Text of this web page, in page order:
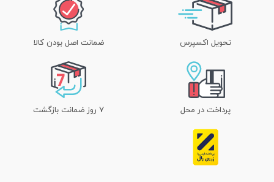
تحویل اکسپرس ضمانت اصل بودن کالا
پرداخت در محل ۷ روز ضمانت بازگشت